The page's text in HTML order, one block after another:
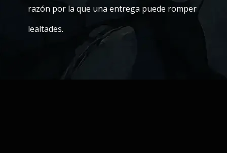
razón por la que una entrega puede romper
lealtades.